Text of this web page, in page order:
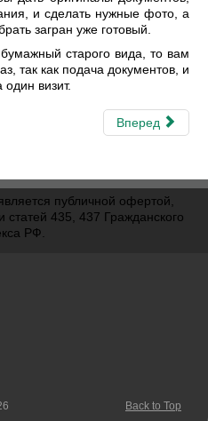
и сделать нужные фото, а
загран уже готовый.
старого вида, то вам
так как подача документов, и
визит.
Вперед
публичной офертой,
435, 437 Гражданского
РФ.
Back to Top